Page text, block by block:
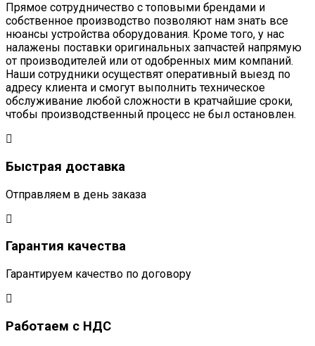
Прямое сотрудничество с топовыми брендами и
собственное производство позволяют нам знать все
нюансы устройства оборудования. Кроме того, у нас
налажены поставки оригинальных запчастей напрямую
от производителей или от одобренных мим компаний.
Наши сотрудники осуществят оперативный выезд по
адресу клиента и смогут выполнить техническое
обслуживание любой сложности в кратчайшие сроки,
чтобы производственный процесс не был остановлен.
Быстрая доставка
Отправляем в день заказа
Гарантия качества
Гарантируем качество по договору
Работаем с НДС